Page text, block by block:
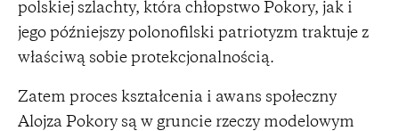
polskiej szlachty, która chłopstwo Pokory, jak i
jego późniejszy polonofilski patriotyzm traktuje z
właściwą sobie protekcjonalnością.
Zatem proces kształcenia i awans społeczny
Alojza Pokory są w gruncie rzeczy modelowym